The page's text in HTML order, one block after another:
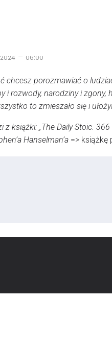
– 06:00
chcesz porozmawiać o
i rozwody, narodziny i
to zmieszało się i
książki: „The Daily Stoic.
Hanselman’a => książkę